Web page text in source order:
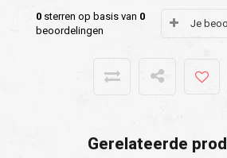
0 sterren op basis van 0
beoordelingen
Je
Gerelateerde